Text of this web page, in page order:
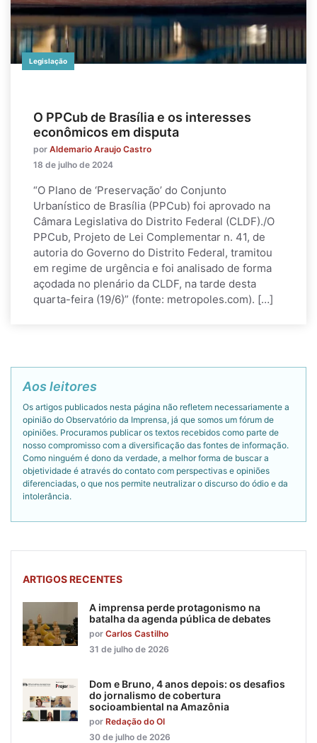
Legislação
O PPCub de Brasília e os interesses
econômicos em disputa
por Aldemario Araujo Castro
18 de julho de 2024
“O Plano de ‘Preservação’ do Conjunto
Urbanístico de Brasília (PPCub) foi aprovado na
Câmara Legislativa do Distrito Federal (CLDF)./O
PPCub, Projeto de Lei Complementar n. 41, de
autoria do Governo do Distrito Federal, tramitou
em regime de urgência e foi analisado de forma
açodada no plenário da CLDF, na tarde desta
quarta-feira (19/6)” (fonte: metropoles.com). […]
Aos leitores
Os artigos publicados nesta página não refletem necessariamente a
opinião do Observatório da Imprensa, já que somos um fórum de
opiniões. Procuramos publicar os textos recebidos como parte de
nosso compromisso com a diversificação das fontes de informação.
Como ninguém é dono da verdade, a melhor forma de buscar a
objetividade é através do contato com perspectivas e opiniões
diferenciadas, o que nos permite neutralizar o discurso do ódio e da
intolerância.
ARTIGOS RECENTES
A imprensa perde protagonismo na
batalha da agenda pública de debates
por Carlos Castilho
31 de julho de 2026
Dom e Bruno, 4 anos depois: os desafios
do jornalismo de cobertura
socioambiental na Amazônia
por Redação do OI
30 de julho de 2026